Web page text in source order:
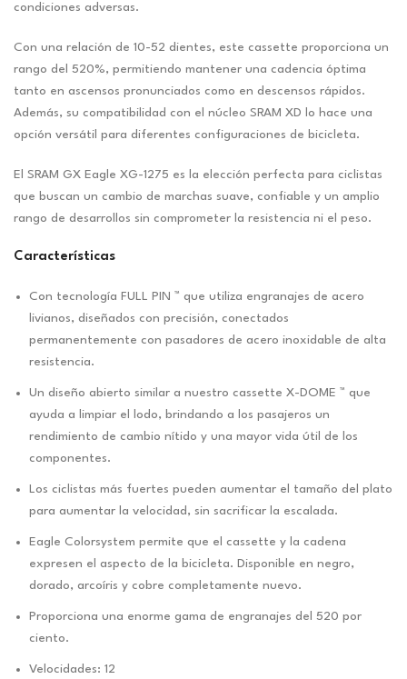
condiciones adversas.
Con una relación de 10-52 dientes, este cassette proporciona un
rango del 520%, permitiendo mantener una cadencia óptima
tanto en ascensos pronunciados como en descensos rápidos.
Además, su compatibilidad con el núcleo SRAM XD lo hace una
opción versátil para diferentes configuraciones de bicicleta.
El SRAM GX Eagle XG-1275 es la elección perfecta para ciclistas
que buscan un cambio de marchas suave, confiable y un amplio
rango de desarrollos sin comprometer la resistencia ni el peso.
Características
Con tecnología FULL PIN ™ que utiliza engranajes de acero
livianos, diseñados con precisión, conectados
permanentemente con pasadores de acero inoxidable de alta
resistencia.
Un diseño abierto similar a nuestro cassette X-DOME ™ que
ayuda a limpiar el lodo, brindando a los pasajeros un
rendimiento de cambio nítido y una mayor vida útil de los
componentes.
Los ciclistas más fuertes pueden aumentar el tamaño del plato
para aumentar la velocidad, sin sacrificar la escalada.
Eagle Colorsystem permite que el cassette y la cadena
expresen el aspecto de la bicicleta. Disponible en negro,
dorado, arcoíris y cobre completamente nuevo.
Proporciona una enorme gama de engranajes del 520 por
ciento.
Velocidades: 12